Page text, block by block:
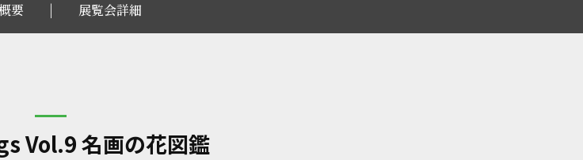
要 展覧会詳細
Vol.9 名画の花図鑑